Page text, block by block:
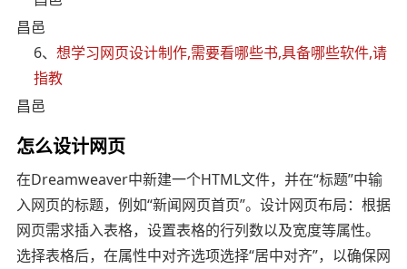
昌邑
6、想学习网页设计制作,需要看哪些书,具备哪些软件,请
指教
昌邑
怎么设计网页
在Dreamweaver中新建一个HTML文件，并在“标题”中输
入网页的标题，例如“新闻网页首页”。设计网页布局：根据
网页需求插入表格，设置表格的行列数以及宽度等属性。
选择表格后，在属性中对齐选项选择“居中对齐”，以确保网